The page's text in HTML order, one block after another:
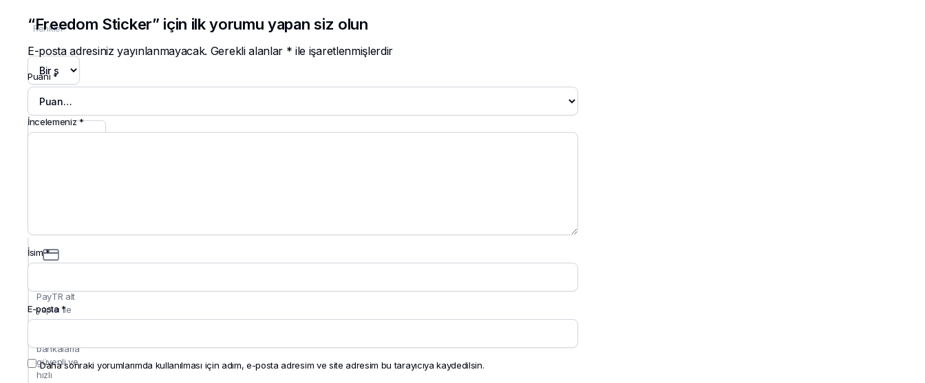
Renkler
Temizle
PayTR alt
yapısı ile
tüm
bankalarla
güvenli ve
hızlı
“Freedom Sticker” için ilk yorumu yapan siz olun
E-posta adresiniz yayınlanmayacak. Gerekli alanlar * ile işaretlenmişlerdir
Puanı *
İncelemeniz*
İsim*
E-posta *
Daha sonraki yorumlarımda kullanılması için adım, e-posta adresim ve site adresim bu tarayıcıya kaydedilsin.